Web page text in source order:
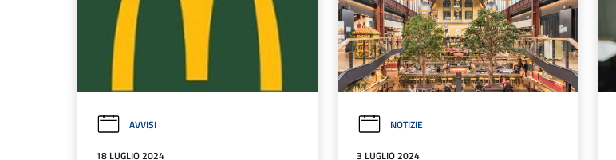
AVVISI
18 LUGLIO 2024
NOTIZIE
3 LUGLIO 2024